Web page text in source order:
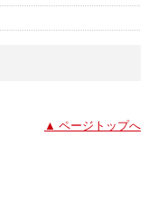
▲ ページトップへ